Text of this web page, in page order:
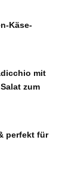
Käse-
mit
zum
perfekt für